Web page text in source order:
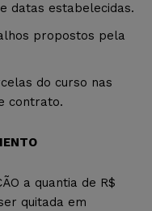
datas estabelecidas.
propostos pela
do curso nas
contrato.
a quantia de R$
quitada em